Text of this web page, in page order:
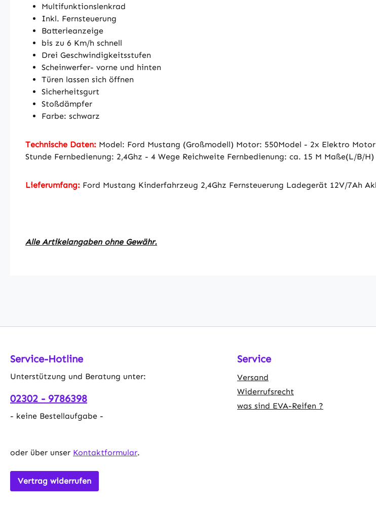
Multifunktionslenkrad
Inkl. Fernsteuerung
Batterieanzeige
bis zu 6 Km/h schnell
Drei Geschwindigkeitsstufen
Scheinwerfer- vorne und hinten
Türen lassen sich öffnen
Sicherheitsgurt
Stoßdämpfer
Farbe: schwarz
Technische Daten: Model: Ford Mustang (Großmodell) Motor: 550Model - 2x Elektro
Stunde Fernbedienung: 2,4Ghz - 4 Wege Reichweite Fernbedienung: ca. 15 M Maße(L/B/
Lieferumfang: Ford Mustang Kinderfahrzeug 2,4Ghz Fernsteuerung Ladegerät 12V/7Ah
Alle Artikelangaben ohne Gewähr.
Service-Hotline
Unterstützung und Beratung unter:
02302 - 9786398
- keine Bestellaufgabe -
oder über unser Kontaktformular.
Vertrag widerrufen
Service
Versand
Widerrufsrecht
was sind EVA-Reifen ?